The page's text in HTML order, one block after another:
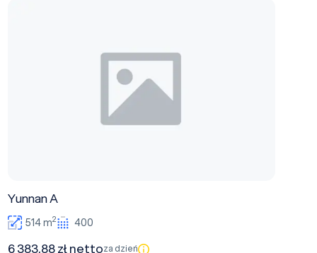
Yunnan A
514 m2 400
6 383,88 zł nettoza dzień